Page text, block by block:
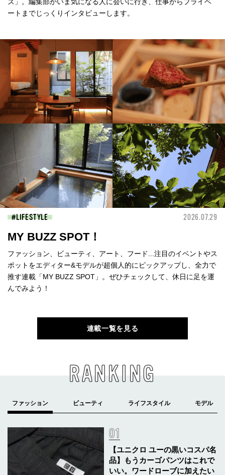
ートまでじっくりインタビューします。
LIFESTYLE 2026.07.29
MY BUZZ SPOT！
ファッション、ビューティ、アート、フード...注目のイベントやス
ポットをエディター&モデルが超個人的にピックアップし、全力で
推す連載「MY BUZZ SPOT」。ぜひチェックして、休日に足を運
んでみよう！
連載一覧を見る
RANKING
【ユニクロ ユーの黒いコスパ名
品】もうカーゴパンツはこれで
いい。ワードローブに加えたい